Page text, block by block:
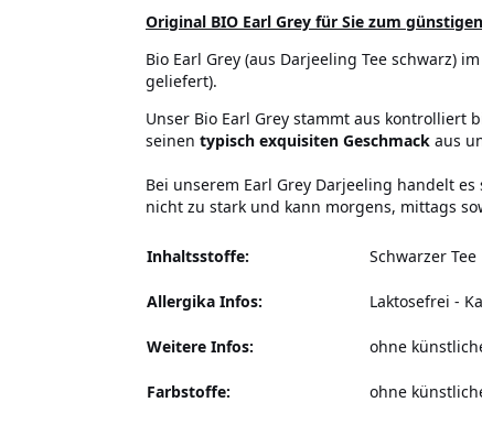
Original BIO Earl Grey für Sie zum
Bio Earl Grey (aus Darjeeling Tee schwarz)
geliefert).
Unser Bio Earl Grey stammt aus kontrolliert
seinen typisch exquisiten Geschmack aus
Bei unserem Earl Grey Darjeeling handelt
nicht zu stark und kann morgens, mittags
Inhaltsstoffe: Schwarzer Tee
Allergika Infos: Laktosefrei -
Weitere Infos: ohne
Farbstoffe: ohne